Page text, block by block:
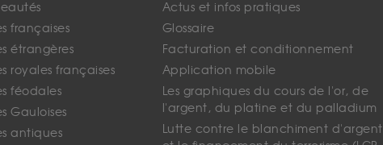
françaises
étrangères
royales françaises
féodales
Gauloises
antiques
Actus et infos pratiques
Glossaire
Facturation et conditionnement
Application mobile
Les graphiques du cours de l'or, de
l'argent, du platine et du palladium
Lutte contre le blanchiment d'argent